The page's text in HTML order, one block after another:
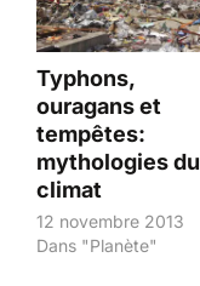
Typhons,
ouragans et
tempêtes:
mythologies du
climat
12 novembre 2013
Dans "Planète"